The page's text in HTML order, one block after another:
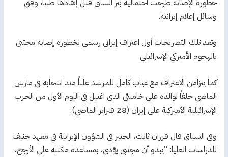
وسائل إعلام إيرانية.
وتعد تلك التصريحات أول اعتراف إيراني رسمي بخطورة إصابة مجتبى
بالهجوم الأميركي الإسرائيلي.
كما يتزامن الاعتراف مع غياب كامل للمرشد علناً منذ انتخابه في مارس
الماضي خلفاً لوالده علي خامنئي الذي اغتيل في اليوم الأول من الحرب
الإسرائيلية الأميركية على إيران (28 فبراير الماضي).
وفي السياق قال فرزان ثابت، الخبير في الشؤون الإيرانية في معهد جنيف
للدراسات العليا: “يبدو أن مجتبى يؤدي، بمساعدة مكتبه على الأرجح،